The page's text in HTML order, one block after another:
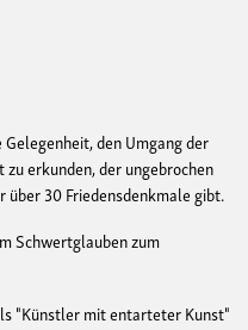
den Umgang der
erkunden, der ungebrochen
über 30 Friedensdenkmale gibt.
Schwertglauben zum
"Künstler mit entarteter Kunst"